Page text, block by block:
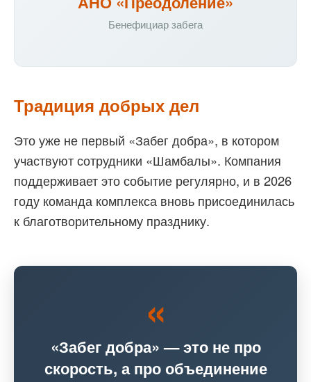
Бенефициар забега
Традиция добрых дел
Это уже не первый «Забег добра», в котором
участвуют сотрудники «Шамбалы». Компания
поддерживает это событие регулярно, и в 2026
году команда комплекса вновь присоединилась
к благотворительному празднику.
«Забег добра» — это не про
скорость, а про объединение